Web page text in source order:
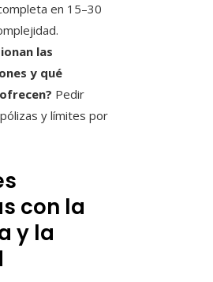
en 15–30
las
y qué
Pedir
y límites por
con la
y la